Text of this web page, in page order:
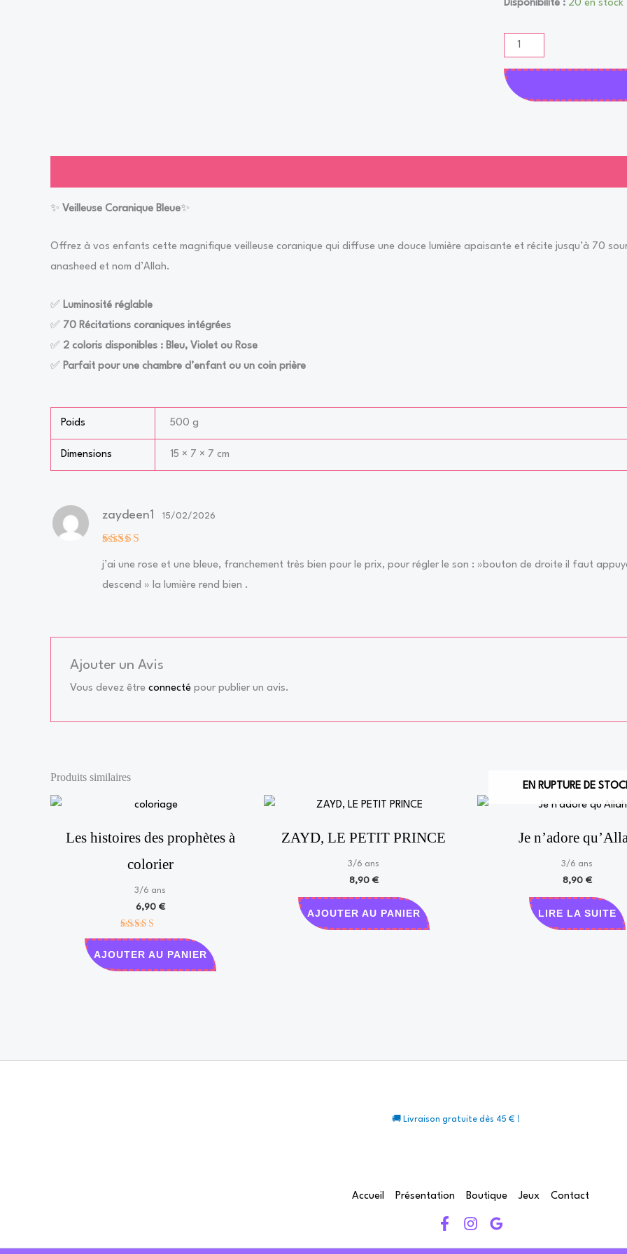
client
Disponibilité : 20 en stock
✨ Veilleuse Coranique Bleue✨
Offrez à vos enfants cette magnifique veilleuse coranique qui diffuse une douce lumière apaisante et récite jusqu’à 70
anasheed et nom d’Allah.
✅ Luminosité réglable
✅ 70 Récitations coraniques intégrées
✅ 2 coloris disponibles : Bleu, Violet ou Rose
✅ Parfait pour une chambre d’enfant ou un coin prière
Poids 500 g
Dimensions 15 × 7 × 7 cm
5
zaydeen1 15/02/2026
j’ai une rose et une bleue, franchement très bien pour le prix, pour régler le son : »bouton de droite il faut
descend » la lumière rend bien .
Ajouter un Avis
Vous devez être connectépour publier un avis.
Produits similaires
Les histoires des prophètes à
colorier
3/6 ans
6,90 €
Note
sur 5
AJOUTER AU PANIER
ZAYD, LE PETIT PRINCE
3/6 ans
8,90 €
AJOUTER AU PANIER
EN RUPTURE DE
Je n’adore
3/6 ans
8,90 €
LIRE LA SUITE
🚚 Livraison gratuite dès 45 € !
Accueil Présentation Boutique Jeux Contact